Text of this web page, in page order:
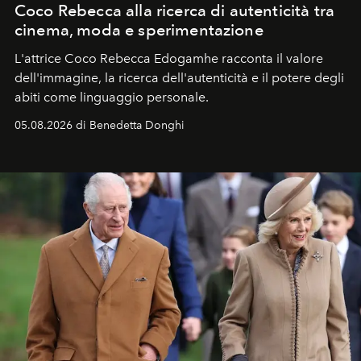
Coco Rebecca alla ricerca di autenticità tra
cinema, moda e sperimentazione
L'attrice Coco Rebecca Edogamhe racconta il valore
dell'immagine, la ricerca dell'autenticità e il potere degli
abiti come linguaggio personale.
05.08.2026 di Benedetta Donghi